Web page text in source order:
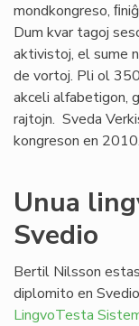
mondkongreso,
Dum kvar tagoj
aktivistoj, el sume
de vortoj. Pli ol
akceli alfabetigon,
rajtojn. Sveda
kongreson en 2010.
Unua
Svedio
Bertil Nilsson
diplomito en
LingvoTesta